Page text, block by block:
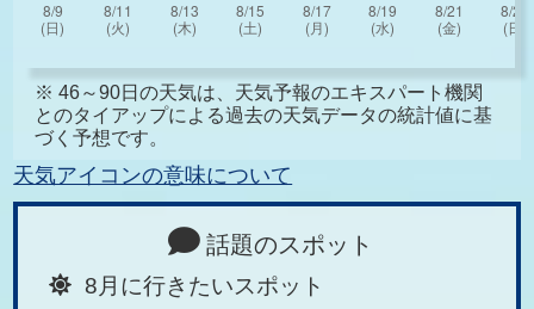
※ 46～90日の天気は、天気予報のエキスパート機関
とのタイアップによる過去の天気データの統計値に基
づく予想です。
天気アイコンの意味について
話題のスポット
8月に行きたいスポット